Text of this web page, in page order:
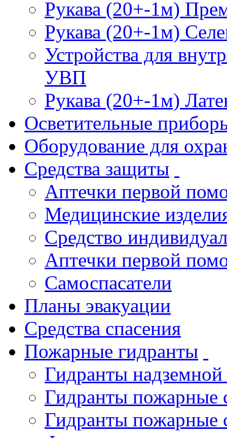
Рукава (20+-1м)
Рукава (20+-1м)
Устройства для
УВП
Рукава (20+-1м)
Осветительные
Оборудование для
Средства защиты
Аптечки первой
Медицинские
Средство
Аптечки первой
Самоспасатели
Планы эвакуации
Средства спасения
Пожарные гидранты
Гидранты
Гидранты пожарные
Гидранты пожарные